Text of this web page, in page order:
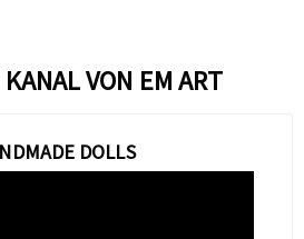
VON EM ART
DOLLS